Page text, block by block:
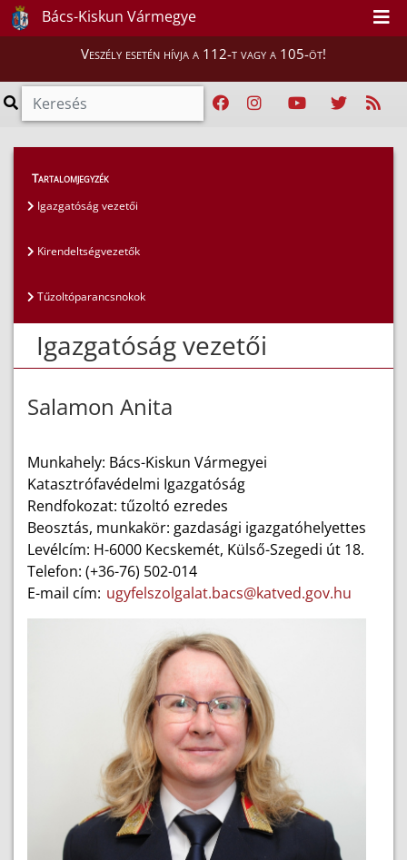
Bács-Kiskun Vármegye
Veszély esetén hívja a 112-t vagy a 105-öt!
Magunkról
Igazgatóság vezetői
Tartalomjegyzék
Igazgatóság vezetői
Kirendeltségvezetők
Tűzoltóparancsnokok
Igazgatóság vezetői
Salamon Anita
Munkahely: Bács-Kiskun Vármegyei
Katasztrófavédelmi Igazgatóság
Rendfokozat: tűzoltó ezredes
Beosztás, munkakör: gazdasági igazgatóhelyettes
Levélcím: H-6000 Kecskemét, Külső-Szegedi út 18.
Telefon: (+36-76) 502-014
E-mail cím: ugyfelszolgalat.bacs@katved.gov.hu